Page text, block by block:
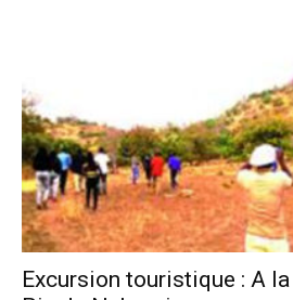
Excursion touristique : A